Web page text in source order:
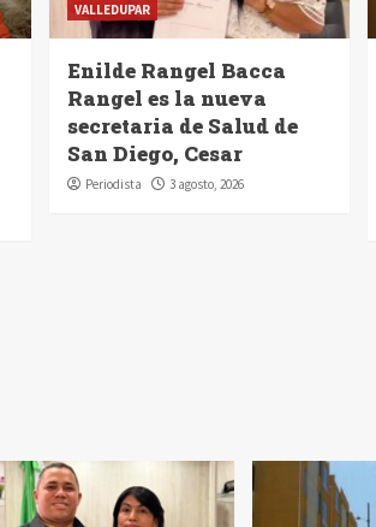
VALLEDUPAR
Enilde Rangel Bacca
Rangel es la nueva
secretaria de Salud de
San Diego, Cesar
Periodista 3 agosto, 2026